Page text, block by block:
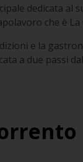
dedicata al
che è La
e la
a due passi